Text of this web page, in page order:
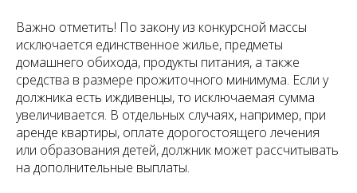
Важно отметить! По закону из конкурсной массы
исключается единственное жилье, предметы
домашнего обихода, продукты питания, а также
средства в размере прожиточного минимума. Если у
должника есть иждивенцы, то исключаемая сумма
увеличивается. В отдельных случаях, например, при
аренде квартиры, оплате дорогостоящего лечения
или образования детей, должник может рассчитывать
на дополнительные выплаты.